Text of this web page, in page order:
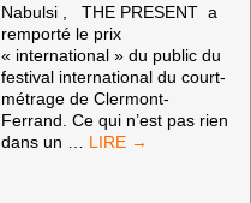
Nabulsi , THE PRESENT a
remporté le prix
« international » du public du
festival international du court-
métrage de Clermont-
Ferrand. Ce qui n’est pas rien
dans un … LA